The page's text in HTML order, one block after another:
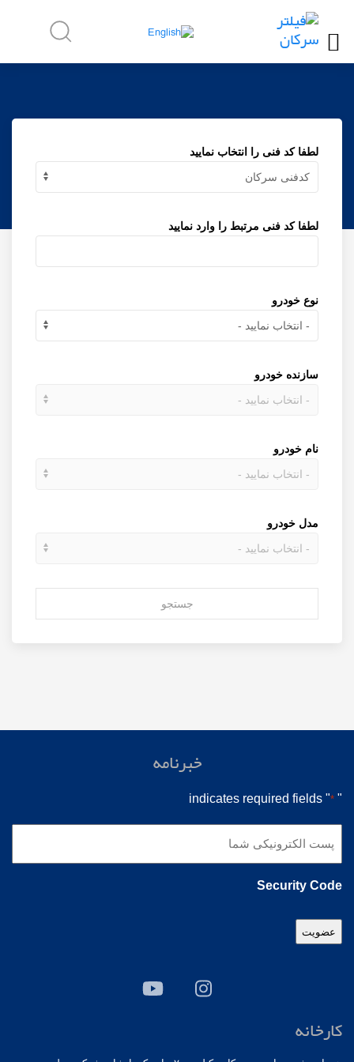
لطفا کد فنی را انتخاب نمایید
لطفا کد فنی مرتبط را وارد نمایید
نوع خودرو
سازنده خودرو
نام خودرو
مدل خودرو
جستجو
خبرنامه
"
*
" indicates required fields
الکترونیکی
*
Security Code
کارخانه